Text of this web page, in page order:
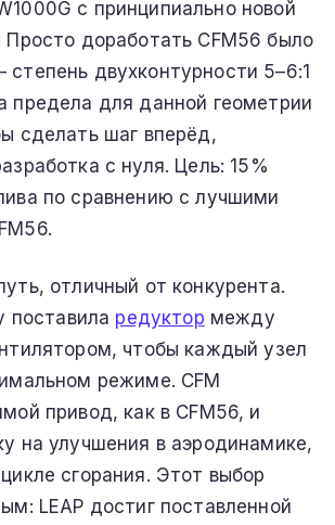
с принципиально новой
Просто доработать CFM56 было
двухконтурности 5–6:1
предела для данной геометрии
сделать шаг вперёд,
с нуля. Цель: 15%
по сравнению с лучшими
отличный от конкурента.
поставила редуктор между
чтобы каждый узел
режиме. CFM
привод, как в CFM56, и
на улучшения в аэродинамике,
сгорания. Этот выбор
LEAP достиг поставленной